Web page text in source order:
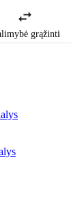
grąžinti